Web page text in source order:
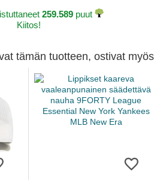
259.589 puut
Kiitos!
tämän tuotteen, ostivat myös